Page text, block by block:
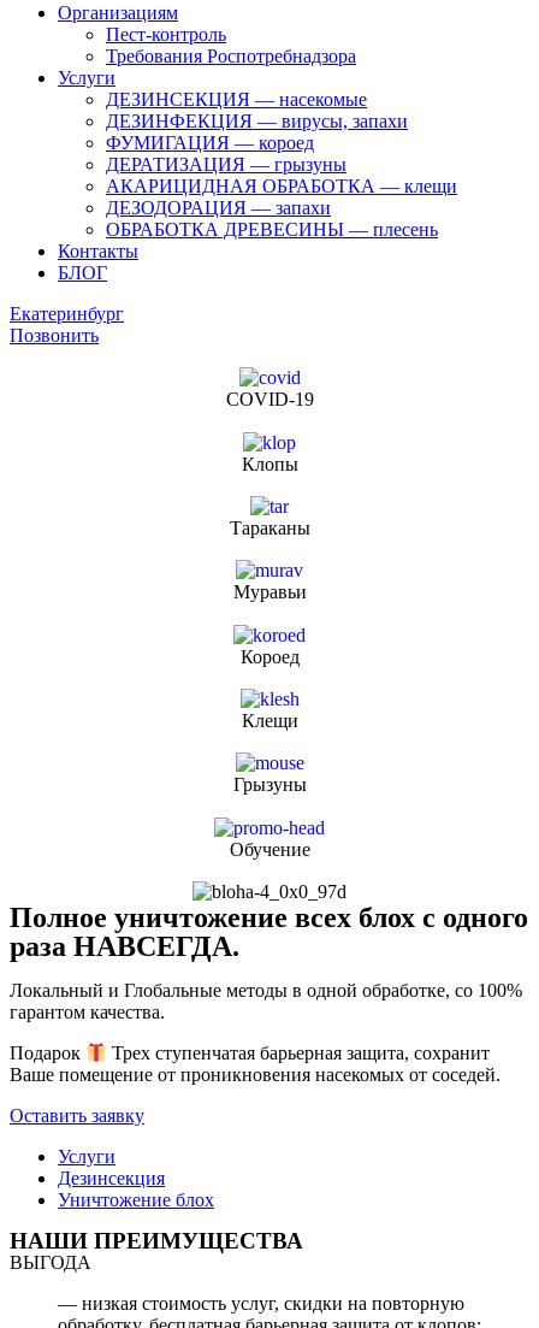
Организациям
Пест-контроль
Требования Роспотребнадзора
Услуги
ДЕЗИНСЕКЦИЯ — насекомые
ДЕЗИНФЕКЦИЯ — вирусы, запахи
ФУМИГАЦИЯ — короед
ДЕРАТИЗАЦИЯ — грызуны
АКАРИЦИДНАЯ ОБРАБОТКА — клещи
ДЕЗОДОРАЦИЯ — запахи
ОБРАБОТКА ДРЕВЕСИНЫ — плесень
Контакты
БЛОГ
Екатеринбург
Позвонить
COVID-19
Клопы
Тараканы
Муравьи
Короед
Клещи
Грызуны
Обучение
Полное уничтожение всех блох с одного
раза НАВСЕГДА.
Локальный и Глобальные методы в одной обработке, со 100%
гарантом качества.
Подарок
Трех ступенчатая барьерная защита, сохранит
Ваше помещение от проникновения насекомых от соседей.
Оставить заявку
Услуги
Дезинсекция
Уничтожение блох
НАШИ ПРЕИМУЩЕСТВА
ВЫГОДА
— низкая стоимость услуг, скидки на повторную